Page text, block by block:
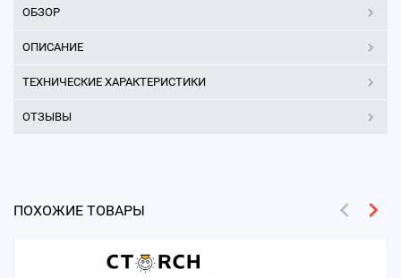
ОБЗОР
ОПИСАНИЕ
ТЕХНИЧЕСКИЕ ХАРАКТЕРИСТИКИ
ОТЗЫВЫ
ПОХОЖИЕ ТОВАРЫ